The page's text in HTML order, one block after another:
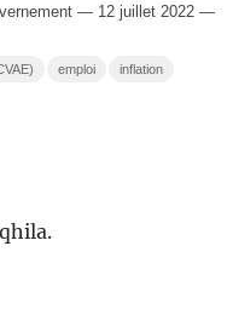
— 12 juillet 2022 —
emploi inflation